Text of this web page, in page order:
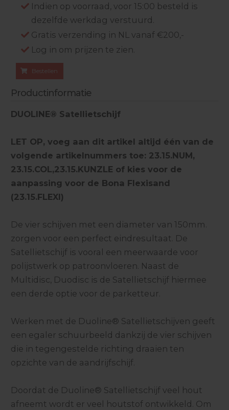
Indien op voorraad, voor 15:00 besteld is
dezelfde werkdag verstuurd.
Gratis verzending in NL vanaf €200,-
Log in om prijzen te zien.
Bestellen
Productinformatie
DUOLINE® Satellietschijf
LET OP, voeg aan dit artikel altijd één van de
volgende artikelnummers toe: 23.15.NUM,
23.15.COL,23.15.KUNZLE of kies voor de
aanpassing voor de Bona Flexisand
(23.15.FLEXI)
De vier schijven met een diameter van 150mm.
zorgen voor een perfect eindresultaat. De
Satellietschijf is vooral een meerwaarde voor
polijstwerk op patroonvloeren. Naast de
Multidisc, Duodisc is de Satellietschijf hiermee
een derde optie voor de parketteur.
Werken met de Duoline® Satellietschijven geeft
een egaler schuurbeeld dankzij de vier schijven
die in tegengestelde richting draaien ten
opzichte van de aandrijfschijf.
Doordat de Duoline® Satellietschijf veel hout
afneemt wordt er veel houtstof ontwikkeld. Om